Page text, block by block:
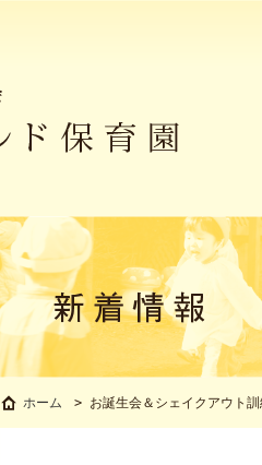
お誕生会＆シェイク
ホーム > お誕生会＆シェイクアウト訓